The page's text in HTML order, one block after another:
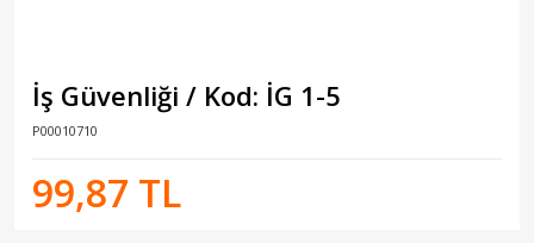
İş Güvenliği / Kod: İG 1-5
P00010710
99,87 TL